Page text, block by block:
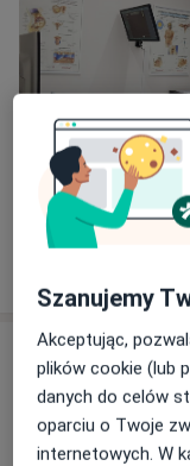
Terminy wizyt
czas wizyty
problemów z
Wykonywane są
zakresu
zaleceniami
i Fetal Medicine
Zobacz galerię (9)
Aktualności
lek. Marek
700-Lecia 3,
87-720
Szanujemy
Akceptując,
plików cookie (lub
danych do celów
oparciu o Twoje
internetowych. W